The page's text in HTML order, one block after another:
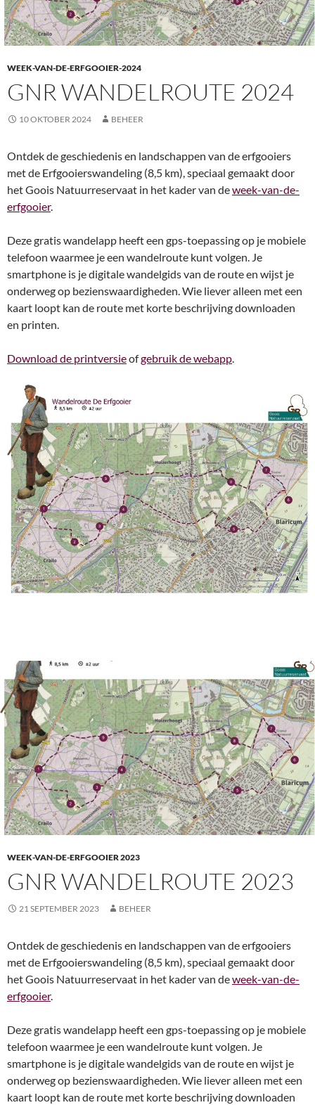
WEEK-VAN-DE-ERFGOOIER-2024
GNR WANDELROUTE 2024
10 OKTOBER 2024 BEHEER
Ontdek de geschiedenis en landschappen van de erfgooiers
met de Erfgooierswandeling (8,5 km), speciaal gemaakt door
het Goois Natuurreservaat in het kader van deweek-van-de-
erfgooier.
Deze gratis wandelapp heeft een gps-toepassing op je mobiele
telefoon waarmee je een wandelroute kunt volgen. Je
smartphone is je digitale wandelgids van de route en wijst je
onderweg op bezienswaardigheden. Wie liever alleen met een
kaart loopt kan de route met korte beschrijving downloaden
en printen.
Download de printversieofgebruik de webapp.
WEEK-VAN-DE-ERFGOOIER 2023
GNR WANDELROUTE 2023
21 SEPTEMBER 2023 BEHEER
Ontdek de geschiedenis en landschappen van de erfgooiers
met de Erfgooierswandeling (8,5 km), speciaal gemaakt door
het Goois Natuurreservaat in het kader van deweek-van-de-
erfgooier.
Deze gratis wandelapp heeft een gps-toepassing op je mobiele
telefoon waarmee je een wandelroute kunt volgen. Je
smartphone is je digitale wandelgids van de route en wijst je
onderweg op bezienswaardigheden. Wie liever alleen met een
kaart loopt kan de route met korte beschrijving downloaden